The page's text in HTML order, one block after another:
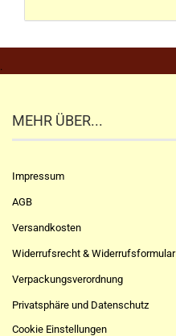
.
MEHR ÜBER...
Impressum
AGB
Versandkosten
Widerrufsrecht & Widerrufsformular
Verpackungsverordnung
Privatsphäre und Datenschutz
Cookie Einstellungen